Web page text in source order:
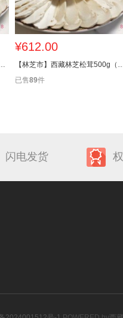
松茸500g（7厘米-9厘米）
¥612.00
【林芝市】西藏林芝松茸
已售89件
闪电发货